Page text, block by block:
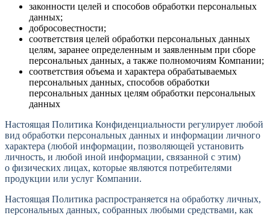
законности целей и способов обработки персональных
данных;
добросовестности;
соответствия целей обработки персональных данных
целям, заранее определенным и заявленным при сборе
персональных данных, а также полномочиям Компании;
соответствия объема и характера обрабатываемых
персональных данных, способов обработки
персональных данных целям обработки персональных
данных
Настоящая Политика Конфиденциальности регулирует любой
вид обработки персональных данных и информации личного
характера (любой информации, позволяющей установить
личность, и любой иной информации, связанной с этим)
о физических лицах, которые являются потребителями
продукции или услуг Компании.
Настоящая Политика распространяется на обработку личных,
персональных данных, собранных любыми средствами, как